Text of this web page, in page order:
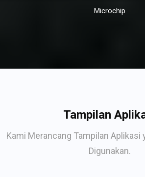
Microchip
Tampilan
Kami Merancang Tampilan Aplikasi
Digunakan.